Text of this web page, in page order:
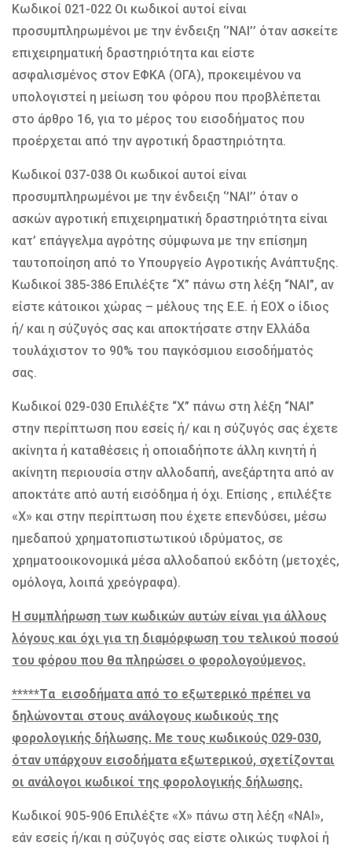
Κωδικοί 021-022 Οι κωδικοί αυτοί είναι
προσυμπληρωμένοι με την ένδειξη ‘’ΝΑΙ’’ όταν ασκείτε
επιχειρηματική δραστηριότητα και είστε
ασφαλισμένος στον ΕΦΚΑ (ΟΓΑ), προκειμένου να
υπολογιστεί η μείωση του φόρου που προβλέπεται
στο άρθρο 16, για το μέρος του εισοδήματος που
προέρχεται από την αγροτική δραστηριότητα.
Κωδικοί 037-038 Οι κωδικοί αυτοί είναι
προσυμπληρωμένοι με την ένδειξη ‘’ΝΑΙ’’ όταν ο
ασκών αγροτική επιχειρηματική δραστηριότητα είναι
κατ’ επάγγελμα αγρότης σύμφωνα με την επίσημη
ταυτοποίηση από το Υπουργείο Αγροτικής Ανάπτυξης.
Κωδικοί 385-386 Επιλέξτε “X” πάνω στη λέξη “ΝΑΙ”, αν
είστε κάτοικοι χώρας – μέλους της Ε.Ε. ή ΕΟΧ ο ίδιος
ή/ και η σύζυγός σας και αποκτήσατε στην Ελλάδα
τουλάχιστον το 90% του παγκόσμιου εισοδήματός
σας.
Κωδικοί 029-030 Επιλέξτε “X” πάνω στη λέξη “ΝΑΙ”
στην περίπτωση που εσείς ή/ και η σύζυγός σας έχετε
ακίνητα ή καταθέσεις ή οποιαδήποτε άλλη κινητή ή
ακίνητη περιουσία στην αλλοδαπή, ανεξάρτητα από αν
αποκτάτε από αυτή εισόδημα ή όχι. Επίσης , επιλέξτε
«Χ» και στην περίπτωση που έχετε επενδύσει, μέσω
ημεδαπού χρηματοπιστωτικού ιδρύματος, σε
χρηματοοικονομικά μέσα αλλοδαπού εκδότη (μετοχές,
ομόλογα, λοιπά χρεόγραφα).
Η συμπλήρωση των κωδικών αυτών είναι για άλλους
λόγους και όχι για τη διαμόρφωση του τελικού ποσού
του φόρου που θα πληρώσει ο φορολογούμενος.
*****Tα εισοδήματα από το εξωτερικό πρέπει να
δηλώνονται στους ανάλογους κωδικούς της
φορολογικής δήλωσης. Με τους κωδικούς 029-030,
όταν υπάρχουν εισοδήματα εξωτερικού, σχετίζονται
οι ανάλογοι κωδικοί της φορολογικής δήλωσης.
Κωδικοί 905-906 Επιλέξτε «Χ» πάνω στη λέξη «ΝΑΙ»,
εάν εσείς ή/και η σύζυγός σας είστε ολικώς τυφλοί ή